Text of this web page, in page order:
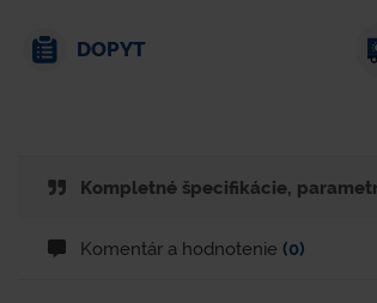
DOPYT
Kompletné špecifikácie,
Komentár a hodnotenie (0)